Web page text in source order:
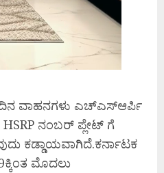
ವಾಹನಗಳು ಎಚ್‌ಎಸ್‌ಆರ್ಪಿ
ನಂಬರ್ ಪ್ಲೇಟ್ ಗೆ
ಕಡ್ಡಾಯವಾಗಿದೆ.ಕರ್ನಾಟಕ
ಮೊದಲು